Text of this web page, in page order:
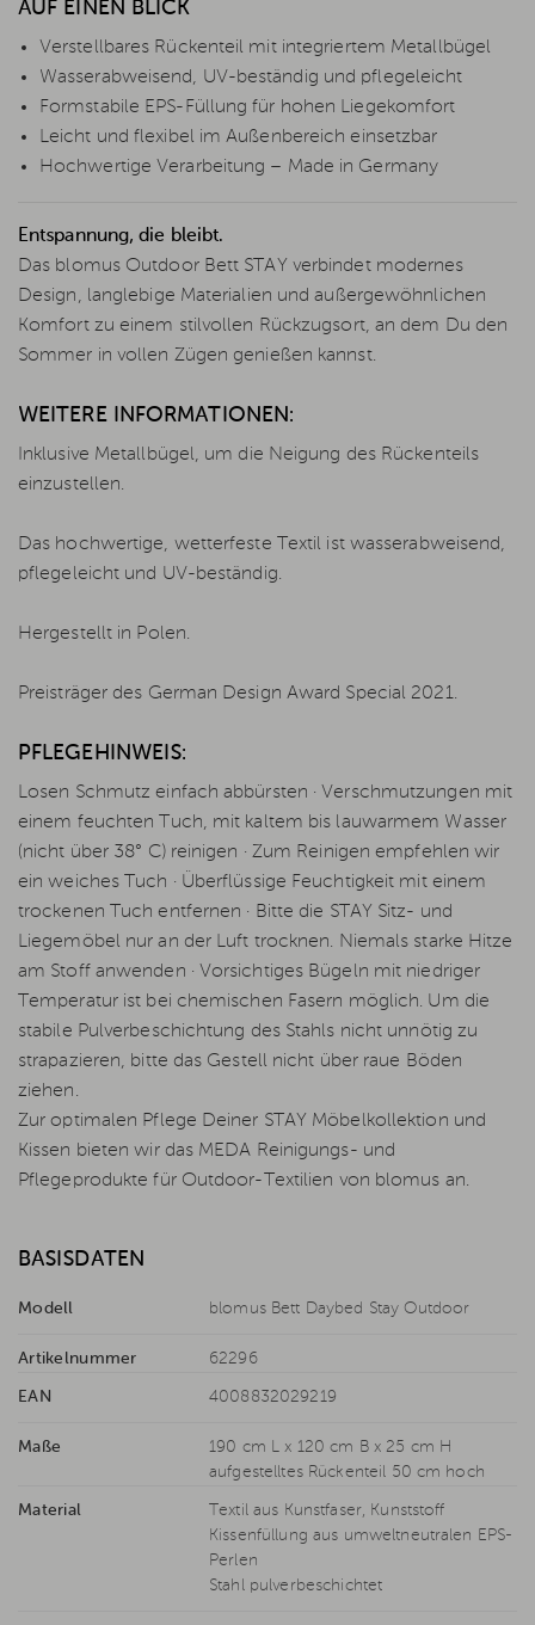
AUF EINEN BLICK
Verstellbares Rückenteil mit integriertem Metallbügel
Wasserabweisend, UV-beständig und pflegeleicht
Formstabile EPS-Füllung für hohen Liegekomfort
Leicht und flexibel im Außenbereich einsetzbar
Hochwertige Verarbeitung – Made in Germany
Entspannung, die bleibt.
Das blomus Outdoor Bett STAY verbindet modernes
Design, langlebige Materialien und außergewöhnlichen
Komfort zu einem stilvollen Rückzugsort, an dem Du den
Sommer in vollen Zügen genießen kannst.
WEITERE INFORMATIONEN:
Inklusive Metallbügel, um die Neigung des Rückenteils
einzustellen.
Das hochwertige, wetterfeste Textil ist wasserabweisend,
pflegeleicht und UV-beständig.
Hergestellt in Polen.
Preisträger des German Design Award Special 2021.
PFLEGEHINWEIS:
Losen Schmutz einfach abbürsten · Verschmutzungen mit
einem feuchten Tuch, mit kaltem bis lauwarmem Wasser
(nicht über 38° C) reinigen · Zum Reinigen empfehlen wir
ein weiches Tuch · Überflüssige Feuchtigkeit mit einem
trockenen Tuch entfernen · Bitte die STAY Sitz- und
Liegemöbel nur an der Luft trocknen. Niemals starke Hitze
am Stoff anwenden · Vorsichtiges Bügeln mit niedriger
Temperatur ist bei chemischen Fasern möglich. Um die
stabile Pulverbeschichtung des Stahls nicht unnötig zu
strapazieren, bitte das Gestell nicht über raue Böden
ziehen.
Zur optimalen Pflege Deiner STAY Möbelkollektion und
Kissen bieten wir das MEDA Reinigungs- und
Pflegeprodukte für Outdoor-Textilien von blomus an.
BASISDATEN
Modell blomus Bett Daybed Stay Outdoor
Artikelnummer 62296
EAN 4008832029219
Maße
190 cm L x 120 cm B x 25 cm H
aufgestelltes Rückenteil 50 cm hoch
Material
Textil aus Kunstfaser, Kunststoff
Kissenfüllung aus umweltneutralen EPS-
Perlen
Stahl pulverbeschichtet